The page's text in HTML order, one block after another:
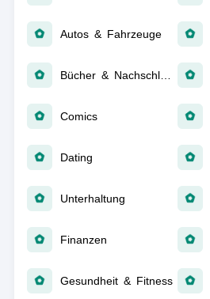
Autos & Fahrzeuge
Bücher & Nachschlagewerke
Comics
Dating
Unterhaltung
Finanzen
Gesundheit & Fitness